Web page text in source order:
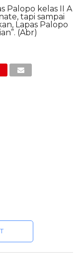
Palopo kelas II A
tapi sampai
Lapas Palopo
(Abr)